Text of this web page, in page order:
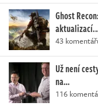
Ghost
43
Už není
na…
116